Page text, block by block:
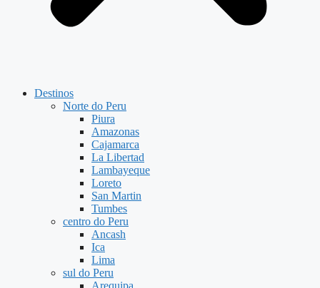
Destinos
Norte do Peru
Piura
Amazonas
Cajamarca
La Libertad
Lambayeque
Loreto
San Martin
Tumbes
centro do Peru
Ancash
Ica
Lima
sul do Peru
Arequipa